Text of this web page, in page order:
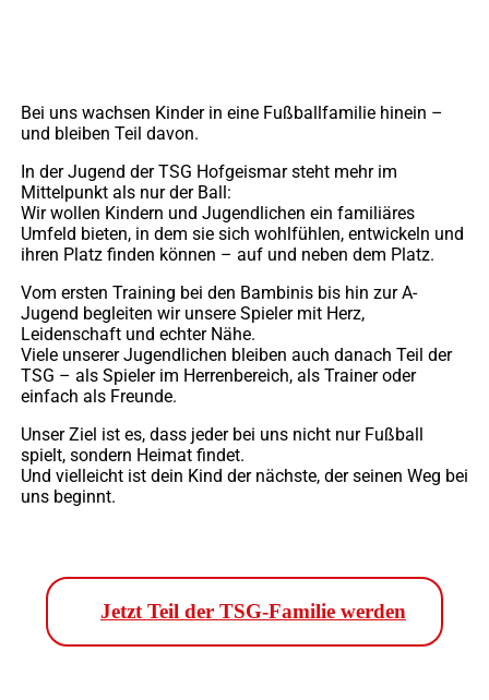
Bei uns wachsen Kinder in eine Fußballfamilie hinein –
und bleiben Teil davon.
In der Jugend der TSG Hofgeismar steht mehr im
Mittelpunkt als nur der Ball:
Wir wollen Kindern und Jugendlichen ein familiäres
Umfeld bieten, in dem sie sich wohlfühlen, entwickeln und
ihren Platz finden können – auf und neben dem Platz.
Vom ersten Training bei den Bambinis bis hin zur A-
Jugend begleiten wir unsere Spieler mit Herz,
Leidenschaft und echter Nähe.
Viele unserer Jugendlichen bleiben auch danach Teil der
TSG – als Spieler im Herrenbereich, als Trainer oder
einfach als Freunde.
Unser Ziel ist es, dass jeder bei uns nicht nur Fußball
spielt, sondern Heimat findet.
Und vielleicht ist dein Kind der nächste, der seinen Weg bei
uns beginnt.
Jetzt Teil der TSG-Familie werden